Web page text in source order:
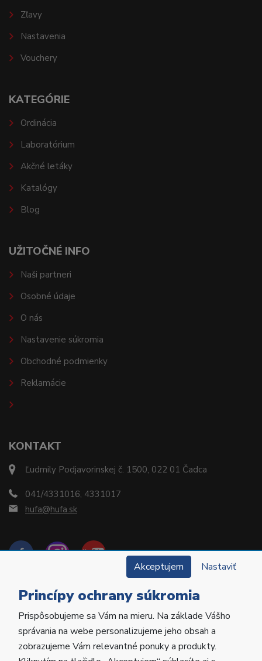
KONTAKT
Ľudmily Podjavorinskej č. 1500, 022 01 Čadca
041/4331016, 4331017
hufa@hufa.sk
Zľavy
Nastavenia
Vouchery
KATEGÓRIE
Ordinácia
Laboratórium
Akčné letáky
Katalógy
Blog
UŽITOČNÉ INFO
Naši partneri
Osobné údaje
O nás
Nastavenie súkromia
Obchodné podmienky
Reklamácie
Copyright © 2022 Hu-Fa Dental a.s. Všetky práva
vyhradené.
Akceptujem Nastaviť
Princípy ochrany súkromia
Prispôsobujeme sa Vám na mieru. Na základe Vášho
správania na webe personalizujeme jeho obsah a
zobrazujeme Vám relevantné ponuky a produkty.